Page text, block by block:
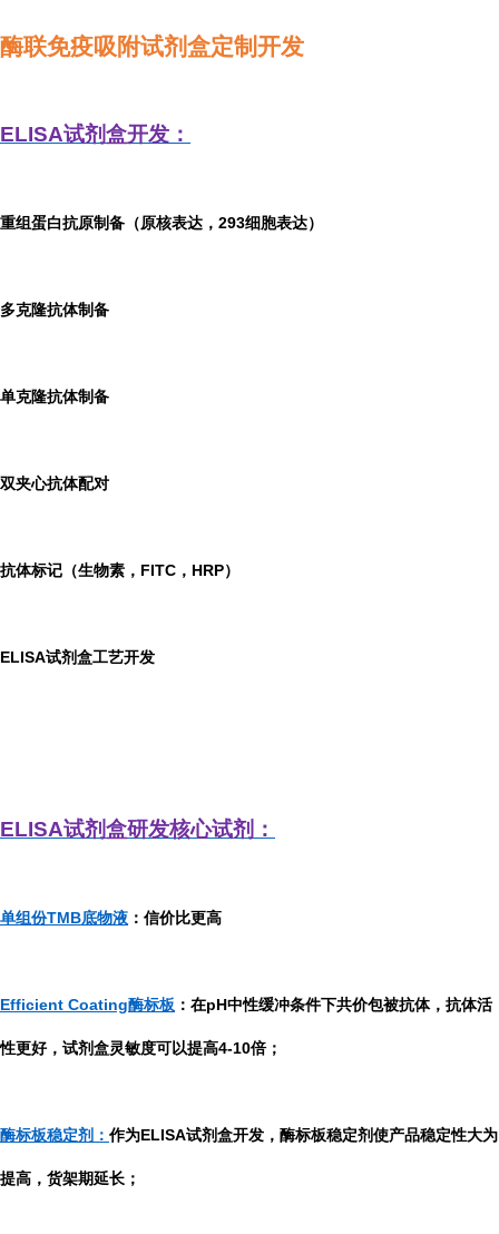
酶联免疫吸附试剂盒定制开发
ELISA试剂盒开发：
重组蛋白抗原制备（原核表达，293细胞表达）
多克隆抗体制备
单克隆抗体制备
双夹心抗体配对
抗体标记（生物素，FITC，HRP）
ELISA试剂盒工艺开发
ELISA试剂盒研发核心试剂：
单组份TMB底物液 ：信价比更高
Efficient Coating酶标板 ：在pH中性缓冲条件下共价包被抗体，抗体活
性更好，试剂盒灵敏度可以提高4-10倍；
酶标板稳定剂： 作为ELISA试剂盒开发，酶标板稳定剂使产品稳定性大为
提高，货架期延长；